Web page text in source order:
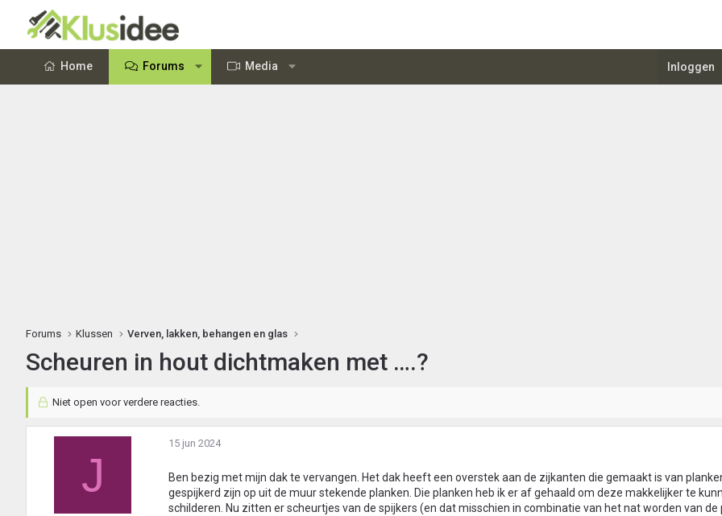
Home Forums Media Inloggen
Forums Klussen Verven, lakken, behangen en glas
Scheuren in hout dichtmaken met ….?
Niet open voor verdere reacties.
J
15 jun 2024
Ben bezig met mijn dak te vervangen. Het dak heeft een overstek aan de zijkanten die gemaakt is van
gespijkerd zijn op uit de muur stekende planken. Die planken heb ik er af gehaald om deze makkelijker te
schilderen. Nu zitten er scheurtjes van de spijkers (en dat misschien in combinatie van het nat worden van de